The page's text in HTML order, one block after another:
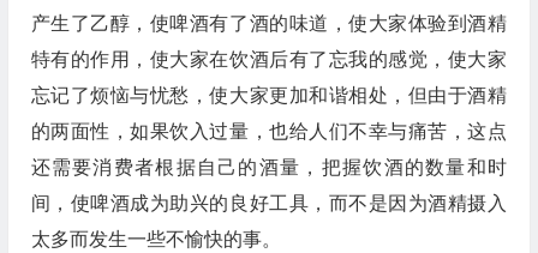
产生了乙醇，使啤酒有了酒的味道，使大家体验到酒精
特有的作用，使大家在饮酒后有了忘我的感觉，使大家
忘记了烦恼与忧愁，使大家更加和谐相处，但由于酒精
的两面性，如果饮入过量，也给人们不幸与痛苦，这点
还需要消费者根据自己的酒量，把握饮酒的数量和时
间，使啤酒成为助兴的良好工具，而不是因为酒精摄入
太多而发生一些不愉快的事。